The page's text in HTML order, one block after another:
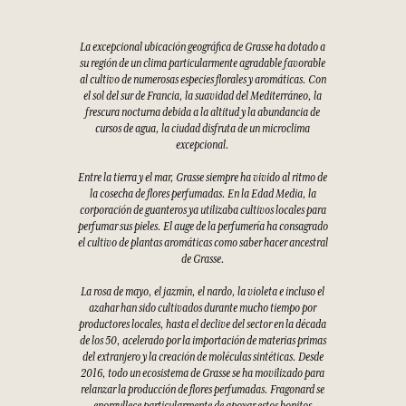
La excepcional ubicación geográfica de Grasse ha dotado a
su región de un clima particularmente agradable favorable
al cultivo de numerosas especies florales y aromáticas. Con
el sol del sur de Francia, la suavidad del Mediterráneo, la
frescura nocturna debida a la altitud y la abundancia de
cursos de agua, la ciudad disfruta de un microclima
excepcional.
Entre la tierra y el mar, Grasse siempre ha vivido al ritmo de
la cosecha de flores perfumadas. En la Edad Media, la
corporación de guanteros ya utilizaba cultivos locales para
perfumar sus pieles. El auge de la perfumería ha consagrado
el cultivo de plantas aromáticas como saber hacer ancestral
de Grasse.
La rosa de mayo, el jazmín, el nardo, la violeta e incluso el
azahar han sido cultivados durante mucho tiempo por
productores locales, hasta el declive del sector en la década
de los 50, acelerado por la importación de materias primas
del extranjero y la creación de moléculas sintéticas. Desde
2016, todo un ecosistema de Grasse se ha movilizado para
relanzar la producción de flores perfumadas. Fragonard se